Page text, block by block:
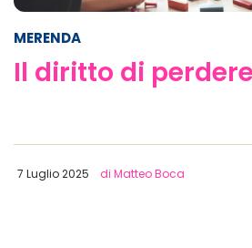
MERENDA
Il diritto di perdere
7 Luglio 2025 di Matteo Boca